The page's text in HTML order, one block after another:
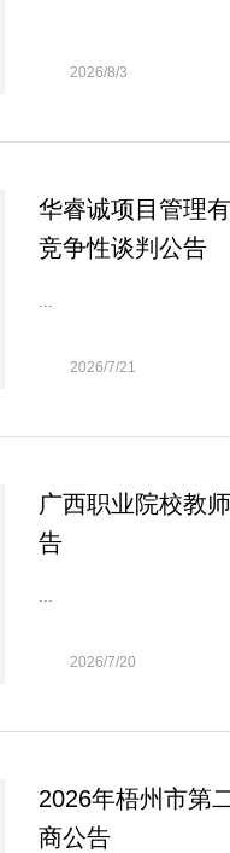
2026/8/3
华睿诚项目管理
竞争性谈判公告
...
2026/7/21
广西职业院校教
告
...
2026/7/20
2026年梧州市第
商公告